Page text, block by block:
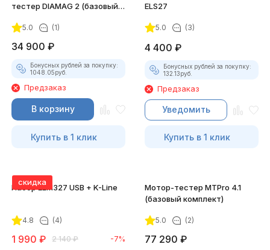
тестер DIAMAG 2 (базовый
5.0 (1)
34 900 ₽
Бонусных рублей за покупку:
1048.05руб.
Предзаказ
В корзину
Купить в 1 клик
ELS27
5.0 (3)
4 400 ₽
Бонусных рублей за покупку:
132.13руб.
Предзаказ
Уведомить
Купить в 1 клик
скидка
Набор ELM327 USB + K-Line
4.8 (4)
1 990 ₽ 2 140 ₽ -7%
Мотор-тестер MTPro 4.1
(базовый комплект)
5.0 (2)
77 290 ₽